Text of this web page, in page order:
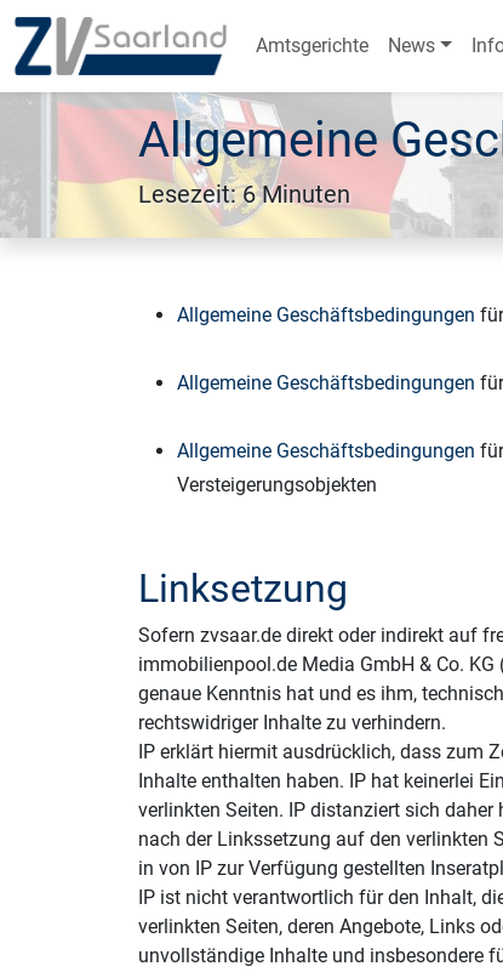
Amtsgerichte News
Allgemeine
Lesezeit: 6 Minuten
Allgemeine Geschäftsbedingungen
Allgemeine Geschäftsbedingungen
Allgemeine Geschäftsbedingungen
Versteigerungsobjekten
Linksetzung
Sofern zvsaar.de direkt oder indirekt auf
immobilienpool.de Media GmbH & Co.
genaue Kenntnis hat und es ihm,
rechtswidriger Inhalte zu verhindern.
IP erklärt hiermit ausdrücklich, dass zum
Inhalte enthalten haben. IP hat keinerlei
verlinkten Seiten. IP distanziert sich
nach der Linkssetzung auf den verlinkten
in von IP zur Verfügung gestellten
IP ist nicht verantwortlich für den Inhalt,
verlinkten Seiten, deren Angebote, Links
unvollständige Inhalte und insbesondere